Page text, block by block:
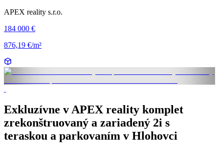
APEX reality s.r.o.
184 000 €
876,19 €/m²
Exkluzívne v APEX reality komplet
zrekonštruovaný a zariadený 2i s
teraskou a parkovaním v Hlohovci